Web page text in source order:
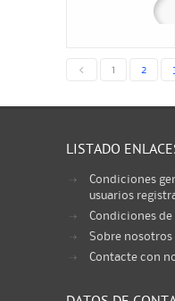
< 1 2
LISTADO
Condiciones
usuarios
Condiciones de
Sobre nosotros
Contacte con